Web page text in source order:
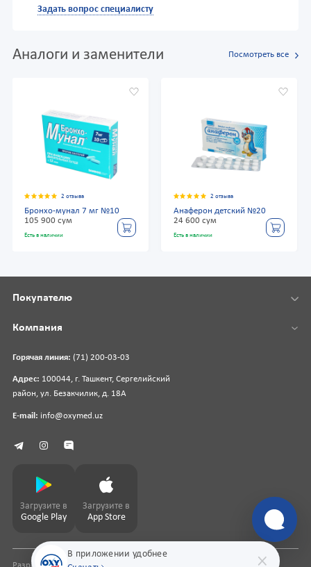
Задать вопрос специалисту
Аналоги и заменители Посмотреть все
2 отзыва
Бронхо-мунал 7 мг №10
105 900 сум
Есть в наличии
2 отзыва
Анаферон детский №20
24 600 сум
Есть в наличии
В приложении удобнее
Горячая линия: (71) 200-03-03
Адрес: 100044, г. Ташкент, Сергелийский
район, ул. Безакчилик, д. 18А
E-mail: info@oxymed.uz
Покупателю
Компания
Загрузите в
Google Play
Загрузите в
App Store